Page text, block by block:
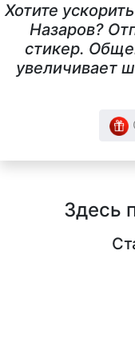
Хотите
Назаров?
стикер.
увеличивает
Здесь